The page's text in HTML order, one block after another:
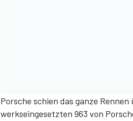
Porsche schien das ganze
werkseingesetzten 963 von